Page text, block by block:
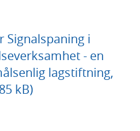
Signalspaning i
- en
lagstiftning,
kB)